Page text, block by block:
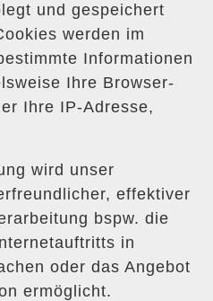
und gespeichert
werden im
Informationen
Ihre Browser-
Ihre IP-Adresse,
wird unser
effektiver
bspw. die
in
oder das Angebot
ermöglicht.